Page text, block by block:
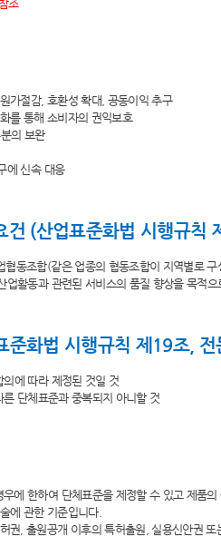
조
가절감, 호환성 확대, 공동이익 추구
를 통해 소비자의 권익보호
의 보완
에 신속 대응
건 (산업표준화법 시행규칙
협동조합(같은 업종의 협동조합이 지역별로
활동과 관련된 서비스의 품질 향상을 목적으
준화법 시행규칙 제19조,
에 따라 제정된 것일 것
단체표준과 중복되지 아니할 것
에 한하여 단체표준을 제정할 수 있고 제품
에 관한 기준입니다.
권, 출원공개 이후의 특허출원, 실용신안권